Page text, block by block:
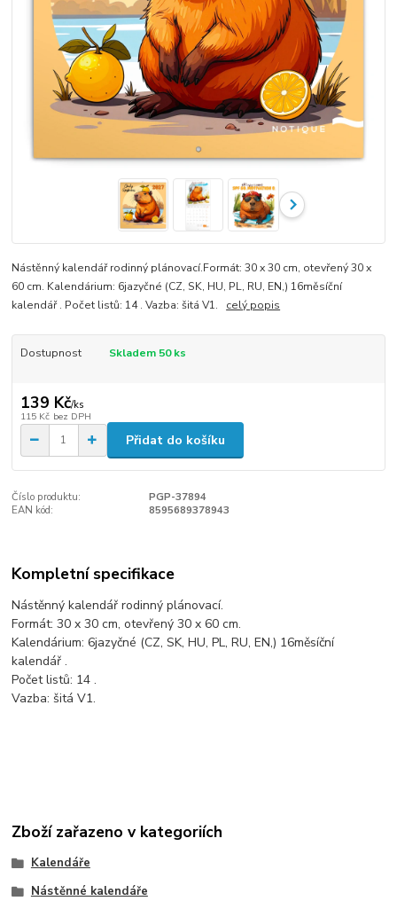
Nástěnný kalendář rodinný plánovací.Formát: 30 x 30 cm, otevřený 30 x
60 cm. Kalendárium: 6jazyčné (CZ, SK, HU, PL, RU, EN,) 16měsíční
kalendář . Počet listů: 14 . Vazba: šitá V1. celý popis
Dostupnost Skladem 50 ks
139 Kč/ks
115 Kč bez DPH
Přidat do košíku
Číslo produktu:
PGP-37894
EAN kód:
8595689378943
Kompletní specifikace
Nástěnný kalendář rodinný plánovací.
Formát: 30 x 30 cm, otevřený 30 x 60 cm.
Kalendárium: 6jazyčné (CZ, SK, HU, PL, RU, EN,) 16měsíční
kalendář .
Počet listů: 14 .
Vazba: šitá V1.
Zboží zařazeno v kategoriích
Kalendáře
Nástěnné kalendáře